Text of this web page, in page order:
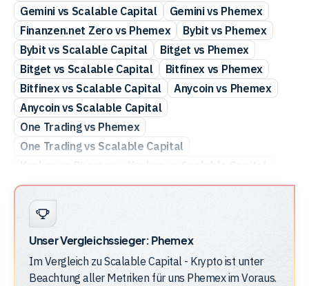
Gemini vs Scalable Capital
Gemini vs Phemex
Finanzen.net Zero vs Phemex
Bybit vs Phemex
Bybit vs Scalable Capital
Bitget vs Phemex
Bitget vs Scalable Capital
Bitfinex vs Phemex
Bitfinex vs Scalable Capital
Anycoin vs Phemex
Anycoin vs Scalable Capital
One Trading vs Phemex
One Trading vs Scalable Capital
Crypto.com vs Scalable Capital
Crypto.com vs Phemex
Coinbase vs Scalable Capital
BSDEX vs Phemex
BSDEX vs Scalable Capital
Bitvavo vs Phemex
Bitvavo vs Scalable Capital
Bitstamp vs Phemex
Bitstamp vs Scalable Capital
Unser Vergleichssieger:Phemex
Im Vergleich zuScalable Capital - Krypto ist unter
Beachtung aller Metriken für uns Phemexim Voraus.